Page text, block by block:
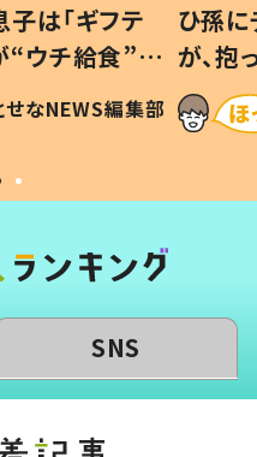
は「ギフテ
“ウチ給食”を
は #令和の親
せなNEWS編集部
ひ孫
が、
「涙が
い」
SNS